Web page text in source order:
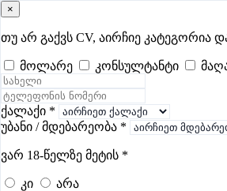
samushao
შესვლა
ყველა - 518 Remote Worldwide - 293
Web/Digital/Design
ვაკანსიები არ მოიძებნა „Web/Digital/
×
თუ არ გაქვს CV, აირჩიე კატეგორია
მოლარე კონსულტანტი
ქალაქი *
უბანი / მდებარეობა *
ვარ 18-წელზე მეტის *
კი არა